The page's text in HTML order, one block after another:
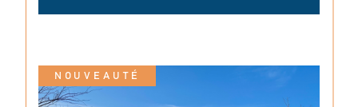
NOUVEAUTÉ